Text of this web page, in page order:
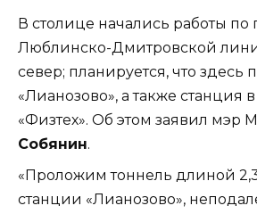
В столице начались работы
Люблинско-Дмитровской
север; планируется, что здесь
«Лианозово», а также станция
«Физтех». Об этом заявил мэр
Собянин.
«Проложим тоннель длиной
станции «Лианозово»,